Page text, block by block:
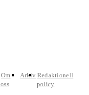
Om
oss
Arkiv Redaktionell
policy